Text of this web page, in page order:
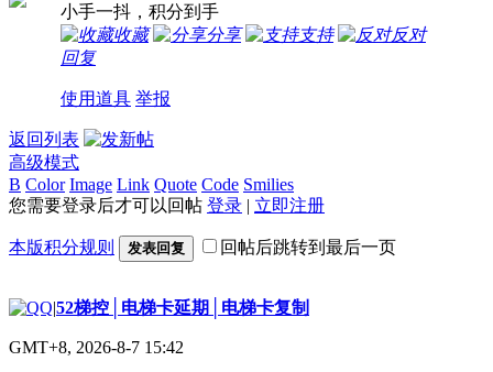
小手一抖，积分到手
收藏
分享 支持
反对
回复
使用道具 举报
返回列表
高级模式
B Color Image Link Quote Code Smilies
您需要登录后才可以回帖 登录 | 立即注册
本版积分规则 发表回复 回帖后跳转到最后一页
|52梯控│电梯卡延期│电梯卡复制
GMT+8, 2026-8-7 15:42